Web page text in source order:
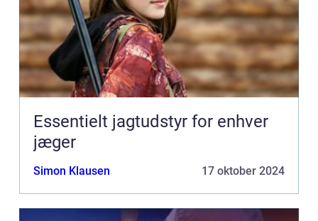
Essentielt jagtudstyr for enhver
jæger
Simon Klausen 17 oktober 2024